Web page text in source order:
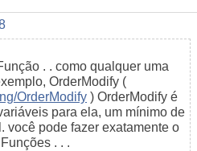
. . como qualquer uma
OrderModify (
OrderModify ) OrderModify é
para ela, um mínimo de
você pode fazer exatamente o
. . .